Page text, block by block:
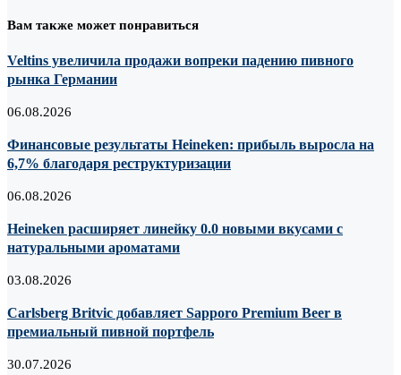
Вам также может понравиться
Veltins увеличила продажи вопреки падению пивного
рынка Германии
06.08.2026
Финансовые результаты Heineken: прибыль выросла на
6,7% благодаря реструктуризации
06.08.2026
Heineken расширяет линейку 0.0 новыми вкусами с
натуральными ароматами
03.08.2026
Carlsberg Britvic добавляет Sapporo Premium Beer в
премиальный пивной портфель
30.07.2026